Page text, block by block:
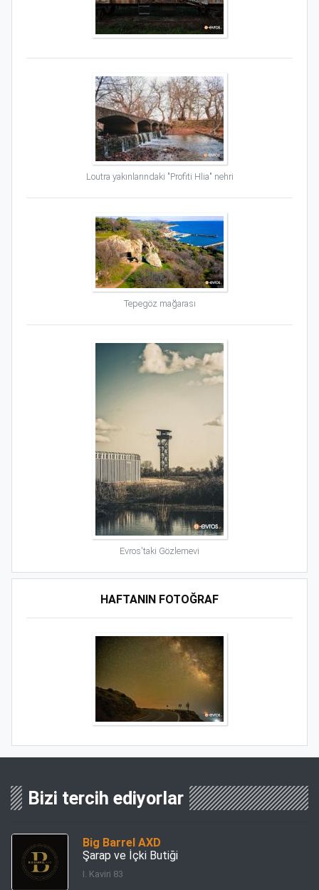
Loutra yakınlarındaki "Profiti Hlia" nehri
Tepegöz mağarası
Evros'taki Gözlemevi
HAFTANIN FOTOĞRAF
Bizi tercih ediyorlar
Big Barrel AXD
Şarap ve İçki Butiği
I. Kaviri 83